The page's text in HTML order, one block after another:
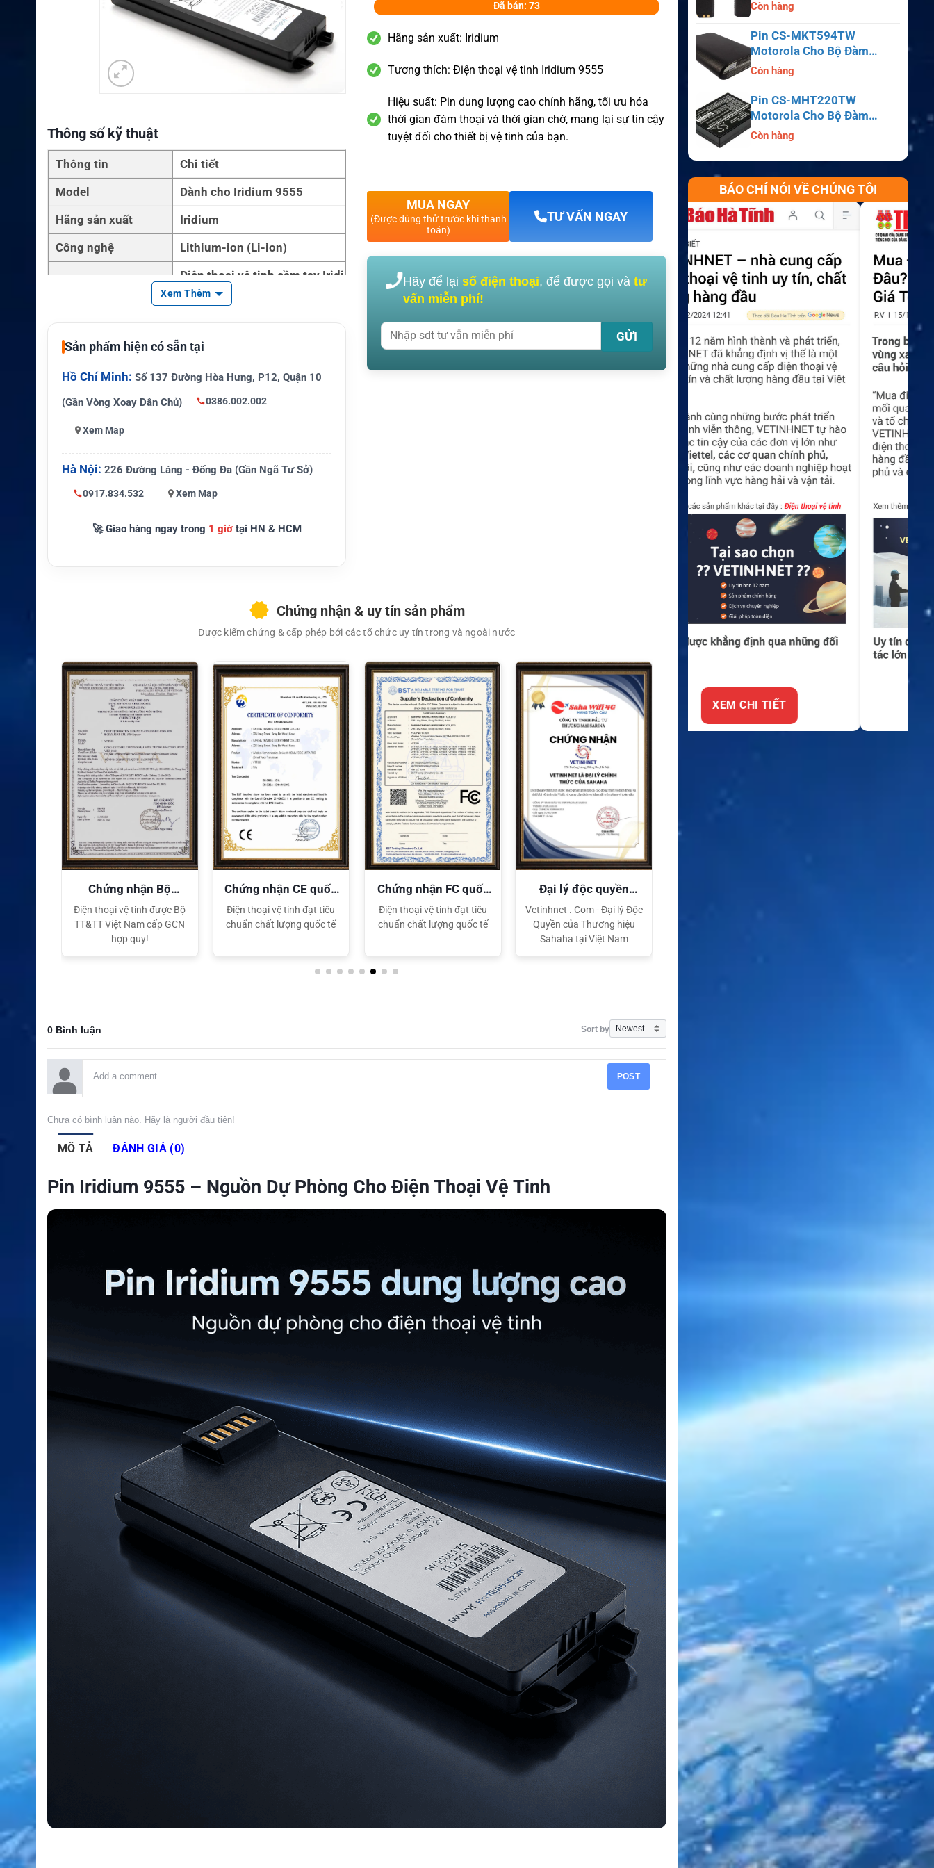
Thông số kỹ thuật
Thông tin
Chi tiết
Model
Dành cho Iridium 9555
Hãng sản xuất
Iridium
Công nghệ
Lithium-ion (Li-ion)
Thiết bị tương thích
Điện thoại vệ tinh cầm tay Iridi
um 9555
ng, lắp khít hoàn hảo
Liên lạc khẩn cấp, thám hiểm,
âu vùng xa, cứu hộ
Xem Thêm
Sản phẩm hiện có sẵn tại
Hồ Chí Minh: Số 137 Đường Hòa Hưng, P12, Quận 10
(Gần Vòng Xoay Dân Chủ)
0386.002.002
Xem Map
Hà Nội: 226 Đường Láng - Đống Đa (Gần Ngã Tư Sở)
0917.834.532 Xem Map
🚀 Giao hàng ngay trong 1 giờtại HN & HCM
Đã bán: 73
Hãng sản xuất: Iridium
Tương thích: Điện thoại vệ tinh Iridium 9555
Hiệu suất: Pin dung lượng cao chính hãng, tối ưu hóa
thời gian đàm thoại và thời gian chờ, mang lại sự tin cậy
tuyệt đối cho thiết bị vệ tinh của bạn.
MUA NGAY
(Được dùng thử trước khi thanh
toán)
TƯ VẤN NGAY
Hãy để lạisố điện thoại, để được gọi vàtư
vấn miễn phí!
Chứng nhận & uy tín sản phẩm
Được kiểm chứng & cấp phép bởi các tổ chức uy tín trong và ngoài nước
Chứng nhận Bộ
TT&TT
Điện thoại vệ tinh được Bộ
TT&TT Việt Nam cấp GCN
hợp quy!
Chứng nhận CE quốc
tế
Điện thoại vệ tinh đạt tiêu
chuẩn chất lượng quốc tế
Chứng nhận FC quốc
tế
Điện thoại vệ tinh đạt tiêu
chuẩn chất lượng quốc tế
Đại lý độc quyền
Sahaha
Vetinhnet . Com - Đại lý Độc
Quyền của Thương hiệu
Sahaha tại Việt Nam
0 Bình luận Sort by
POST
Chưa có bình luận nào. Hãy là người đầu tiên!
MÔ TẢ ĐÁNH GIÁ (0)
Pin Iridium 9555 – Nguồn Dự Phòng Cho Điện Thoại Vệ Tinh
APX8000, SRX2200
Còn hàng
Pin CS-MKT594TW
Motorola Cho Bộ Đàm
Astro Saber, MX1000,
Còn hàng
Pin CS-MHT220TW
Motorola Cho Bộ Đàm
MT700, HT210, HT220,
Còn hàng
BÁO CHÍ NÓI VỀ CHÚNG TÔI
XEM CHI TIẾT XEM CHI TIẾT XEM CHI TIẾT XEM CHI TIẾT